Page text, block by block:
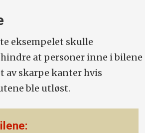
eksempelet skulle
at personer inne i bilene
av skarpe kanter hvis
ble utløst.